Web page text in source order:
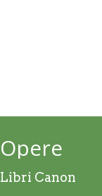
Opere
Libri Canon